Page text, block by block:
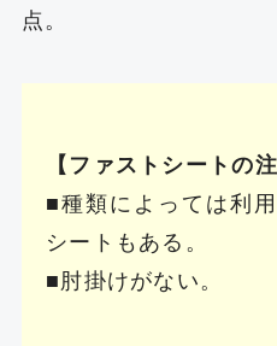
点。
【ファストシートの注
■種類によっては利
シートもある。
■肘掛けがない。